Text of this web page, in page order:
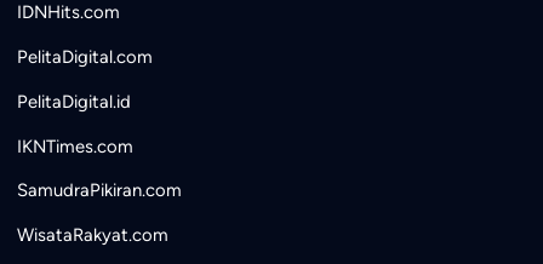
IDNHits.com
PelitaDigital.com
PelitaDigital.id
IKNTimes.com
SamudraPikiran.com
WisataRakyat.com